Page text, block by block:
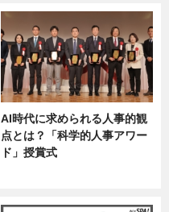
AI時代に求められる人事的観
点とは？「科学的人事アワー
ド」授賞式